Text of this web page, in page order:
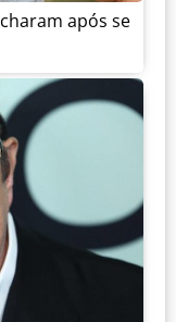
após se